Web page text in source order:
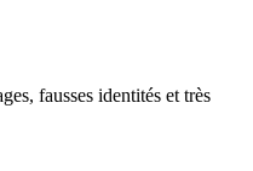
fausses identités et très